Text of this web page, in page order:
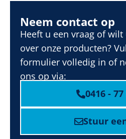
Neem contact op
Heeft u een vraag of
over onze producten?
formulier volledig in of
ons op via:
0416 -
Stuur